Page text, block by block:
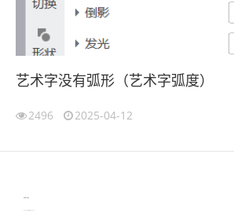
艺术字没有弧形（艺术字弧度）
2496 2025-04-12